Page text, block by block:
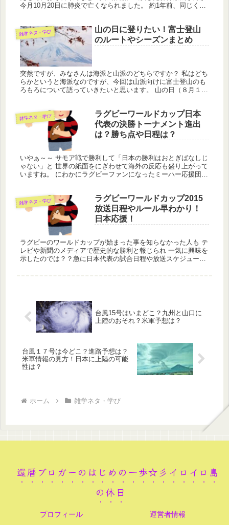
今月10月20日に肺炎で亡くなられました。 約1年前、同じくド
雑学ネタ・学び
山の日に登りたい！富士登山
のルートやシーズンまとめ
突然ですが、みなさんは海派と山派のどちらですか？ 私はどち
らかというと海派なのですが、今回は山派向けに富士登山のも
ろもろについて語っていきたいと思います。 山の日（８月１１
雑学ネタ・学び
ラグビーワールドカップ日本
代表の決勝トーナメント進出
は？勝ち点や日程は？
いやぁ～～ サモア戦で勝利して「日本の勝利はおとぎばなしじ
ゃない」と 世界の紙面をにぎわせて海外の反応も盛り上がって
いますね。 にわかにラグビーファンになったミーハー応援団も
雑学ネタ・学び
ラグビーワールドカップ2015
放送日程やルール早わかり！
日本応援！
ラグビーのワールドカップが始まった事を知らなかった人も テ
レビや新聞のメディアで歴史的な勝利と報じられ 一気に興味を
示したのでは？？急に日本代表の試合日程や放送スケジュール
台風15号はいまどこ？九州と山口に
上陸のおそれ？米軍予想は？
台風１７号は今どこ？進路予想は？
米軍情報の見方！日本に上陸の可能
性は？
ホーム 雑学ネタ・学び
還暦ブロガーのはじめの一歩☆彡イロイロ島
の休日
プロフィール
運営者情報